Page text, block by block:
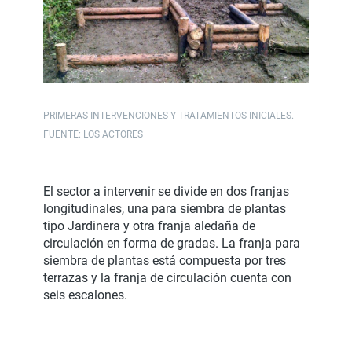
PRIMERAS INTERVENCIONES Y TRATAMIENTOS INICIALES.
FUENTE: LOS ACTORES
El sector a intervenir se divide en dos franjas
longitudinales, una para siembra de plantas
tipo Jardinera y otra franja aledaña de
circulación en forma de gradas. La franja para
siembra de plantas está compuesta por tres
terrazas y la franja de circulación cuenta con
seis escalones.